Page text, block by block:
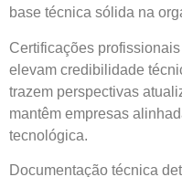
base técnica sólida na
Certificações
elevam credibilidade
trazem perspectivas
mantêm empresas
tecnológica.
Documentação técnica